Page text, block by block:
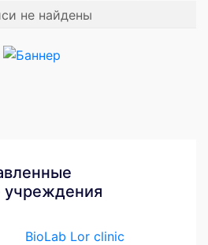
не найдены
учреждения
BioLab Lor clinic